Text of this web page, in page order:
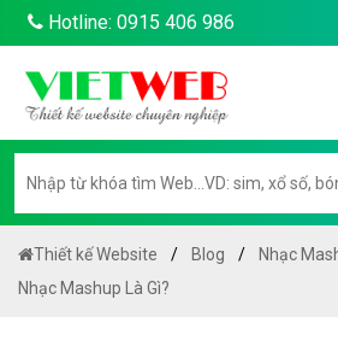
Hotline: 0915 406 986
Thiết kế Website Blog
Nhạc
Nhạc Mashup Là Gì?